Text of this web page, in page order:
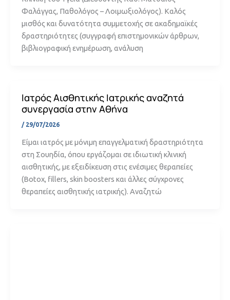
Φαλάγγας, Παθολόγος – Λοιμωξιολόγος). Καλός
μισθός και δυνατότητα συμμετοχής σε ακαδημαϊκές
δραστηριότητες (συγγραφή επιστημονικών άρθρων,
βιβλιογραφική ενημέρωση, ανάλυση
Ιατρός Αισθητικής Ιατρικής αναζητά
συνεργασία στην Αθήνα
/ 29/07/2026
Είμαι ιατρός με μόνιμη επαγγελματική δραστηριότητα
στη Σουηδία, όπου εργάζομαι σε ιδιωτική κλινική
αισθητικής, με εξειδίκευση στις ενέσιμες θεραπείες
(Botox, fillers, skin boosters και άλλες σύγχρονες
θεραπείες αισθητικής ιατρικής). Αναζητώ